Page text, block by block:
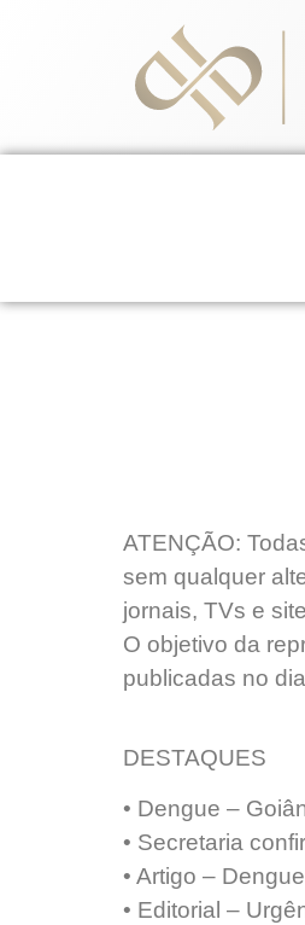
ATENÇÃO:
sem qualquer
jornais, TVs e
O objetivo da
publicadas no
DESTAQUES
• Dengue –
• Secretaria
• Artigo –
• Editorial –